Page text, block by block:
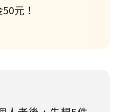
元！